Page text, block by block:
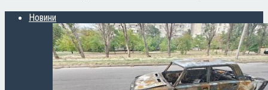
Новини